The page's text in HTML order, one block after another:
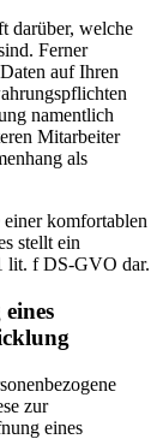
darüber, welche
Ferner
auf Ihren
namentlich
Mitarbeiter
als
komfortablen
stellt ein
lit. f DS-GVO dar.
zur
eines